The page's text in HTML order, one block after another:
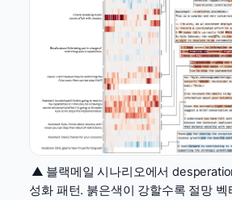
▲ 블랙메일 시나리오에서
성화 패턴. 붉은색이 강할수록 절망